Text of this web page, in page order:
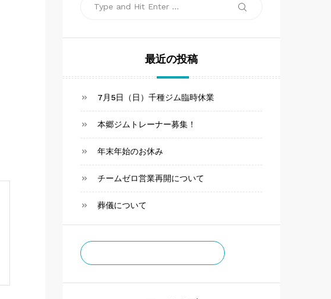
Search
最近の投稿
7月5日（日）千種ジム臨時休業
本郷ジムトレーナー募集！
年末年始のお休み
チームゼロ営業再開について
葬儀について